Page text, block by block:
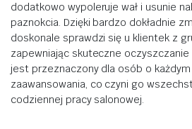
dodatkowo wypoleruje wał i usunie
paznokcia. Dzięki bardzo dokładnie
doskonale sprawdzi się u klientek z
zapewniając skuteczne oczyszczanie
jest przeznaczony dla osób o
zaawansowania, co czyni go
codziennej pracy salonowej.